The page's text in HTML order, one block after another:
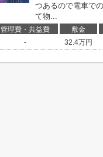
つあるので電車で
て物...
管理費・共益費 敷金
- 32.4万円